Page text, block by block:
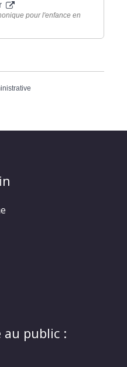
pour l'enfance en
au public :